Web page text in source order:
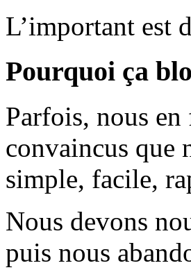
L’important est
Pourquoi ça
Parfois, nous en
convaincus que
simple, facile,
Nous devons
puis nous